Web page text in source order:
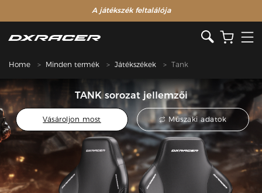
A játékszék feltalálója
Home Minden termék Játékszékek Tank
TANK sorozat jellemzői
Vásároljon most Műszaki adatok